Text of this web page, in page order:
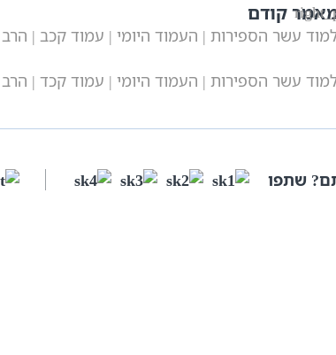
קודם
עשר הספירות | העמוד היומי | עמוד קכב | הרב
עשר הספירות | העמוד היומי | עמוד קכד | הרב
שתפו